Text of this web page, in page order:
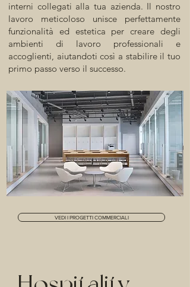
interni collegati alla tua azienda. Il nostro
lavoro meticoloso unisce perfettamente
funzionalità ed estetica per creare degli
ambienti di lavoro professionali e
accoglienti, aiutandoti così a stabilire il tuo
primo passo verso il successo.
VEDI I PROGETTI COMMERCIALI